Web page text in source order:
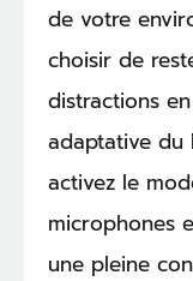
de votre
choisir de
distractions
adaptative du
activez le
microphones
une pleine